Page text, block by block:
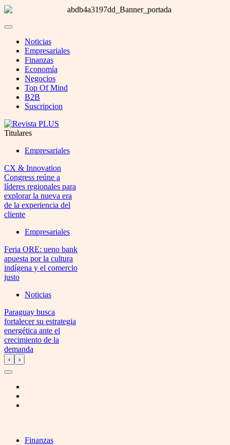
Noticias
Empresariales
Finanzas
Economía
Negocios
Top Of Mind
B2B
Suscripcion
Titulares
Empresariales
CX & Innovation
Congress reúne a
líderes regionales para
explorar la nueva era
de la experiencia del
cliente
Empresariales
Feria ORE: ueno bank
apuesta por la cultura
indígena y el comercio
justo
Noticias
Paraguay busca
fortalecer su estrategia
energética ante el
crecimiento de la
demanda
‹ ›
Finanzas